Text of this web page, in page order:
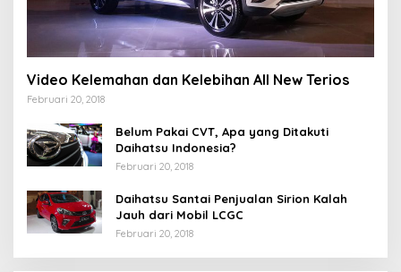
Video Kelemahan dan Kelebihan All New Terios
Februari 20, 2018
Belum Pakai CVT, Apa yang Ditakuti
Daihatsu Indonesia?
Februari 20, 2018
Daihatsu Santai Penjualan Sirion Kalah
Jauh dari Mobil LCGC
Februari 20, 2018